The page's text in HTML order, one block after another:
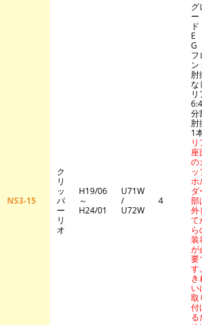
NS3-15
ク
リ
ッ
パ
ー
リ
オ
H19/06
～
H24/01
U71W
/
U72W
4
グ
ー
ド
G
フ
ン
肘
な
リ
6:4
分
肘
1
リ
座
の
ッ
ホ
ダ
部
外
て
ら
装
が
要
す。
き
い
取
付
る